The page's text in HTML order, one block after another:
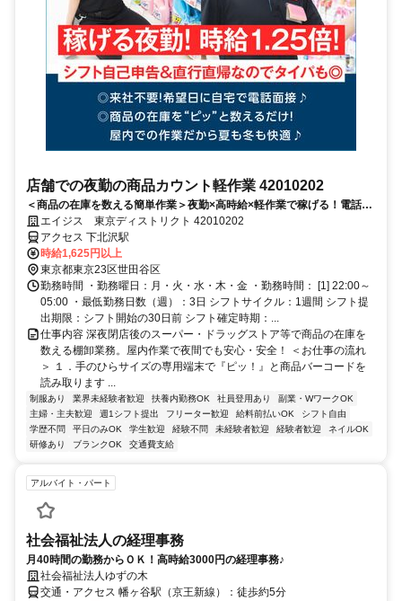
店舗での夜勤の商品カウント軽作業 42010202
＜商品の在庫を数える簡単作業＞夜勤×高時給×軽作業で稼げる！電話面
接で来社＆履歴書不要！
エイジス 東京ディストリクト 42010202
アクセス 下北沢駅
時給1,625円以上
東京都東京23区世田谷区
勤務時間 ・勤務曜日：月・火・水・木・金 ・勤務時間： [1] 22:00～
05:00 ・最低勤務日数（週）：3日 シフトサイクル：1週間 シフト提
出期限：シフト開始の30日前 シフト確定時期：...
仕事内容 深夜閉店後のスーパー・ドラッグストア等で商品の在庫を
数える棚卸業務。屋内作業で夜間でも安心・安全！ ＜お仕事の流れ
＞ １．手のひらサイズの専用端末で『ピッ！』と商品バーコードを
読み取ります ...
制服あり 業界未経験者歓迎 扶養内勤務OK 社員登用あり
副業・WワークOK
主婦・主夫歓迎
週1シフト提出 フリーター歓迎 給料前払いOK
シフト自由
学歴不問
平日のみOK 学生歓迎 経験不問 未経験者歓迎 経験者歓迎
ネイルOK
研修あり
ブランクOK 交通費支給
アルバイト・パート
社会福祉法人の経理事務
月40時間の勤務からＯＫ！高時給3000円の経理事務♪
社会福祉法人ゆずの木
交通・アクセス 幡ヶ谷駅（京王新線）：徒歩約5分